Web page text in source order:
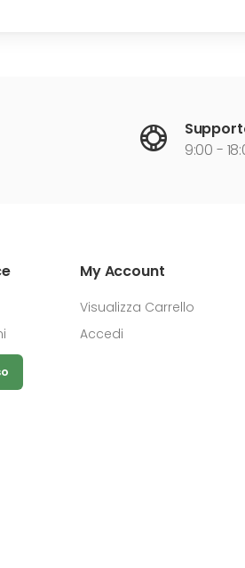
9:00 -
My Account
Visualizza Carrello
Accedi